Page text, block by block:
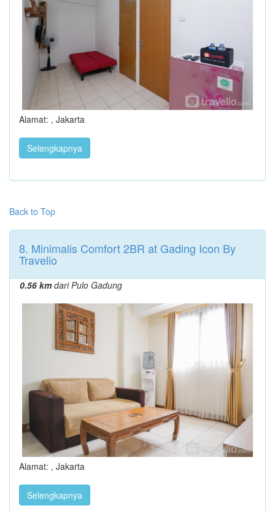
Alamat: , Jakarta
Selengkapnya
Back to Top
8. Minimalis Comfort 2BR at Gading Icon By
Travelio
0.56 kmdari Pulo Gadung
Alamat: , Jakarta
Selengkapnya